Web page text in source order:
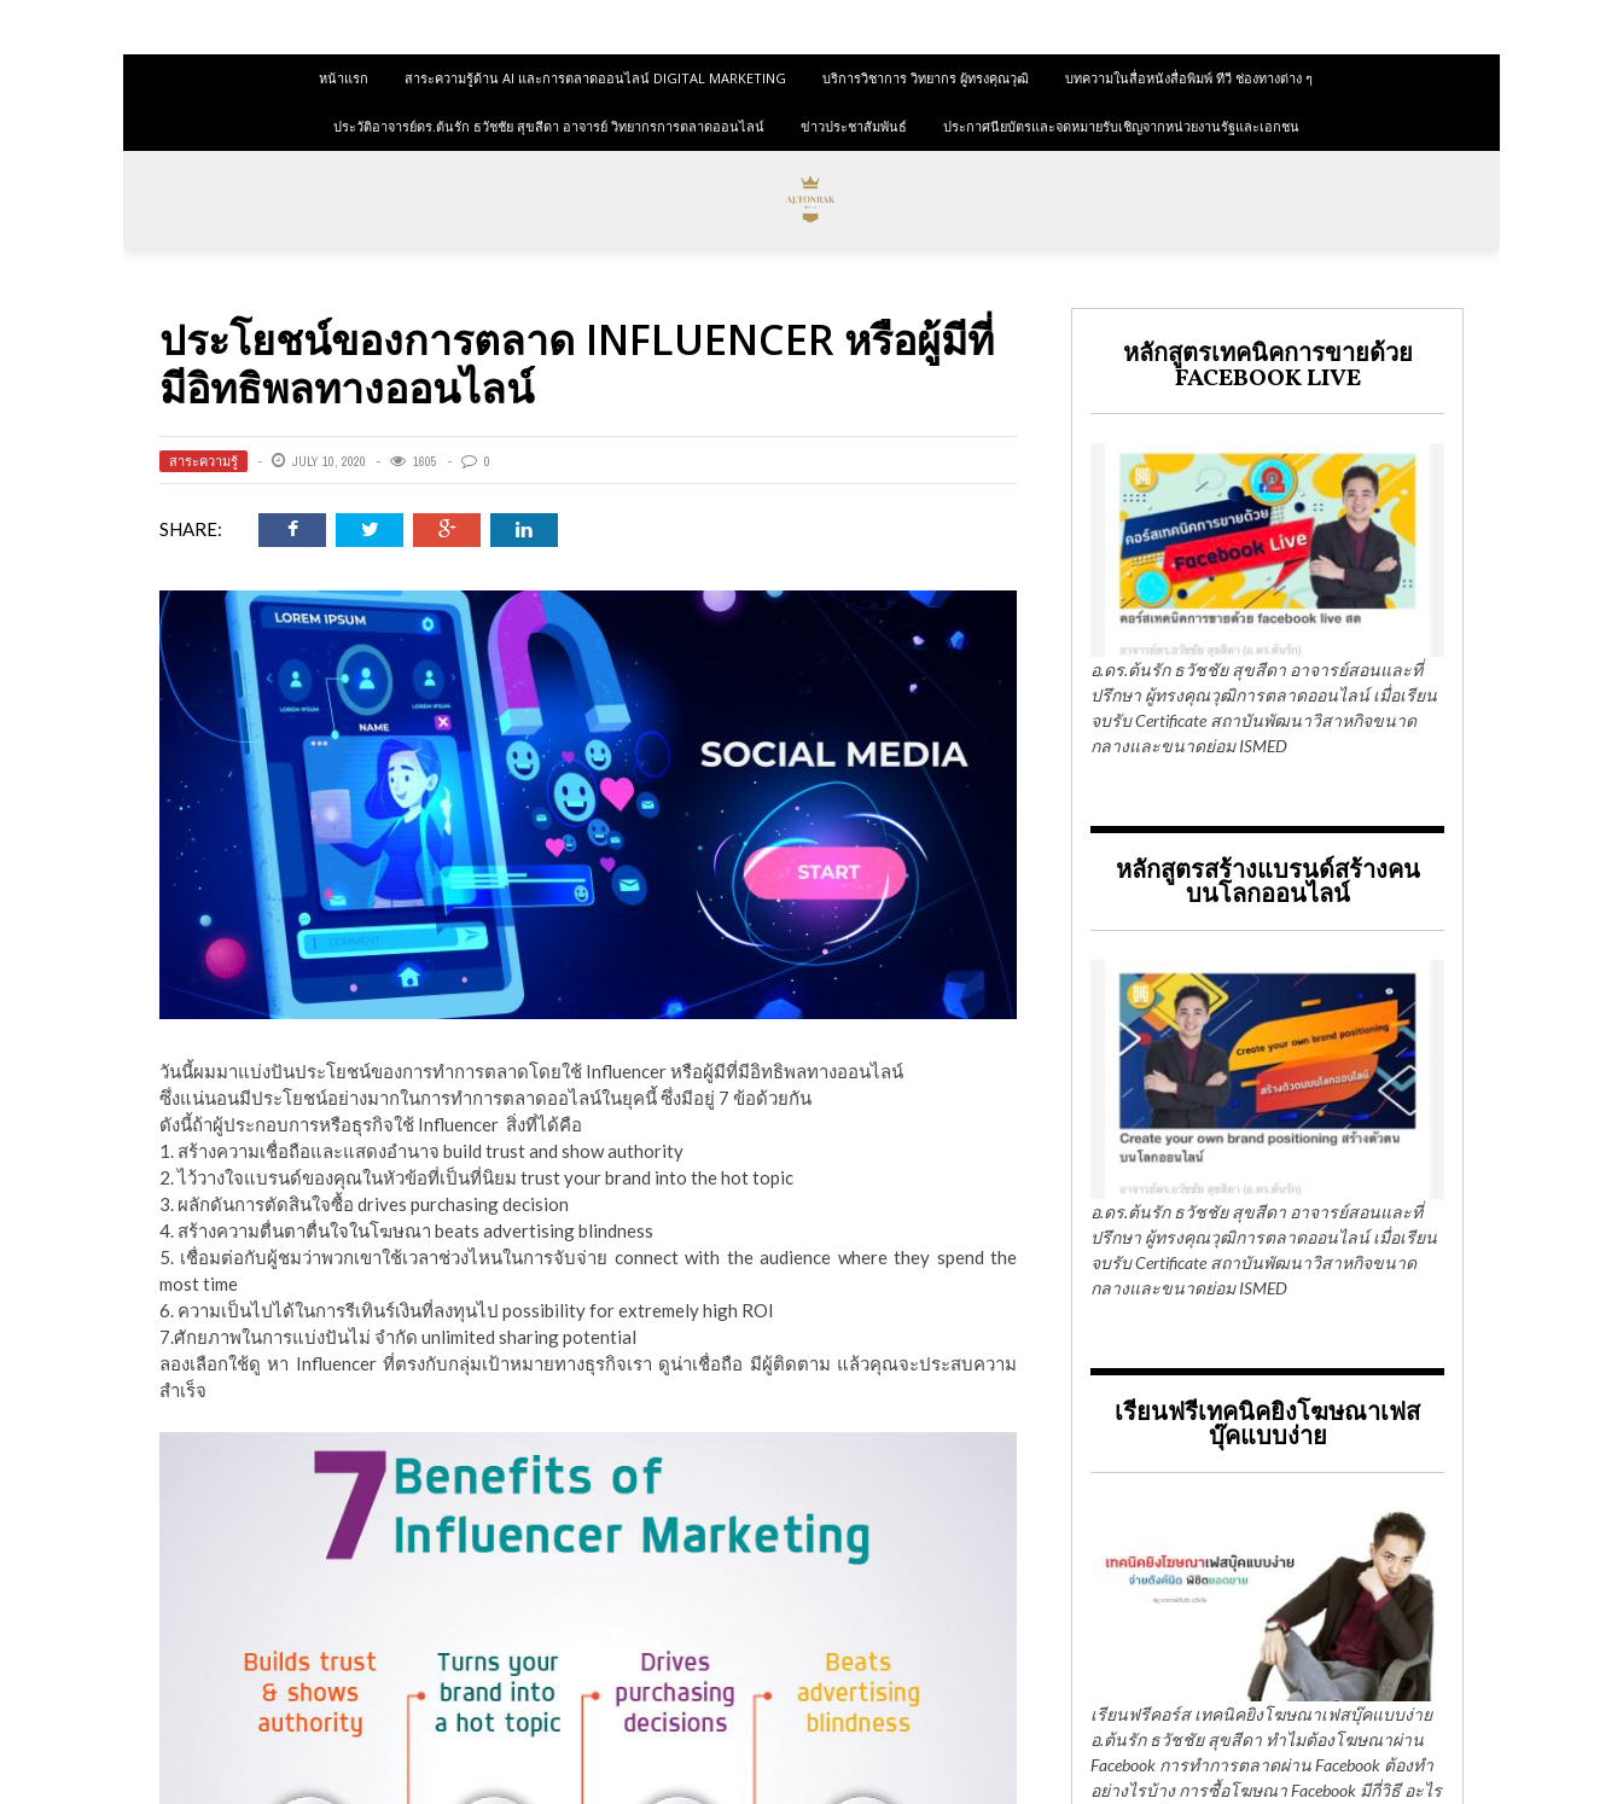
หน้าแรก สาระความรู้ด้าน AI และการตลาดออนไลน์ DIGITAL MARKETING บริการวิชาการ วิทยากร ผู้ทรงคุณวุฒิ บทความในสื่อหนังสื่อพิมพ์ ทีวี ช่องทางต่าง ๆ
ประวัติอาจารย์ดร.ต้นรัก ธวัชชัย สุขสีดา อาจารย์ วิทยากรการตลาดออนไลน์ ข่าวประชาสัมพันธ์ ประกาศนียบัตรและจดหมายรับเชิญจากหน่วยงานรัฐและเอกชน
ประโยชน์ของการตลาด INFLUENCER หรือผู้มีที่
มีอิทธิพลทางออนไลน์
สาระความรู้ JULY 10, 2020 1605 0
SHARE:
วันนี้ผมมาแบ่งปันประโยชน์ของการทำการตลาดโดยใช้ Influencer หรือผู้มีที่มีอิทธิพลทางออนไลน์
ซึ่งแน่นอนมีประโยชน์อย่างมากในการทำการตลาดออไลน์ในยุคนี้ ซึ่งมีอยู่ 7 ข้อด้วยกัน
ดังนี้ถ้าผู้ประกอบการหรือธุรกิจใช้ Influencer สิ่งที่ได้คือ
1. สร้างความเชื่อถือและแสดงอำนาจ build trust and show authority
2. ไว้วางใจแบรนด์ของคุณในหัวข้อที่เป็นที่นิยม trust your brand into the hot topic
3. ผลักดันการตัดสินใจซื้อ drives purchasing decision
4. สร้างความตื่นตาตื่นใจในโฆษณา beats advertising blindness
5. เชื่อมต่อกับผู้ชมว่าพวกเขาใช้เวลาช่วงไหนในการจับจ่าย connect with the audience where they spend the
most time
6. ความเป็นไปได้ในการรีเทินร์เงินที่ลงทุนไป possibility for extremely high ROI
7.ศักยภาพในการแบ่งปันไม่ จำกัด unlimited sharing potential
ลองเลือกใช้ดู หา Influencer ที่ตรงกับกลุ่มเป้าหมายทางธุรกิจเรา ดูน่าเชื่อถือ มีผู้ติดตาม แล้วคุณจะประสบความ
สำเร็จ
หลักสูตรเทคนิคการขายด้วย
FACEBOOK LIVE
อ.ดร.ต้นรัก ธวัชชัย สุขสีดา อาจารย์สอนและที่
ปรึกษา ผู้ทรงคุณวุฒิการตลาดออนไลน์ เมื่อเรียน
จบรับ Certificate สถาบันพัฒนาวิสาหกิจขนาด
กลางและขนาดย่อม ISMED
หลักสูตรสร้างแบรนด์สร้างคน
บนโลกออนไลน์
อ.ดร.ต้นรัก ธวัชชัย สุขสีดา อาจารย์สอนและที่
ปรึกษา ผู้ทรงคุณวุฒิการตลาดออนไลน์ เมื่อเรียน
จบรับ Certificate สถาบันพัฒนาวิสาหกิจขนาด
กลางและขนาดย่อม ISMED
เรียนฟรีเทคนิคยิงโฆษณาเฟส
บุ๊คแบบง่าย
เรียนฟรีคอร์ส เทคนิคยิงโฆษณาเฟสบุ๊คแบบง่าย
อ.ต้นรัก ธวัชชัย สุขสีดา ทำไมต้องโฆษณาผ่าน
Facebook การทำการตลาดผ่าน Facebook ต้องทำ
อย่างไรบ้าง การซื้อโฆษณา Facebook มีกี่วิธี อะไร